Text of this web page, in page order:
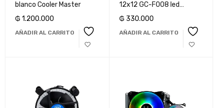
blanco Cooler Master
₲ 1.200.000
AÑADIR AL CARRITO
12x12 GC-F008 led
Redragon
₲ 330.000
AÑADIR AL CARRITO